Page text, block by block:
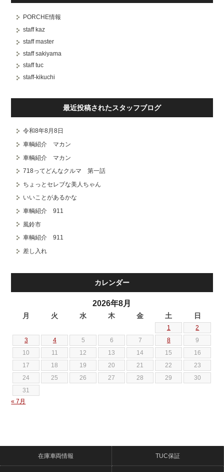
PORCHE情報
staff kaz
staff master
staff sakiyama
staff tuc
staff-kikuchi
最近投稿されたスタッフブログ
令和8年8月8日
車輌紹介 マカン
車輌紹介 マカン
718ってどんなクルマ 第一話
ちょっとセレブな美人ちゃん
いいことがあるかな
車輌紹介 911
風鈴市
車輌紹介 911
差し入れ
カレンダー
2026年8月
月 火 水 木 金 土 日
1
2
3
4 5 6 7 8
9
10
11 12 13 14 15
16
17
18 19 20 21 22
23
24
25 26 27 28 29
30
31
« 7月
在庫車両情報 TUC保証